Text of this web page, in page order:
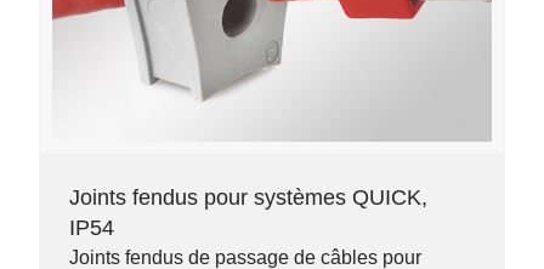
Joints fendus pour systèmes QUICK,
IP54
Joints fendus de passage de câbles pour